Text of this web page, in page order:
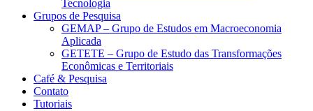
Tecnologia
Grupos de Pesquisa
GEMAP – Grupo de Estudos em Macroeconomia
Aplicada
GETETE – Grupo de Estudo das Transformações
Econômicas e Territoriais
Café & Pesquisa
Contato
Tutoriais